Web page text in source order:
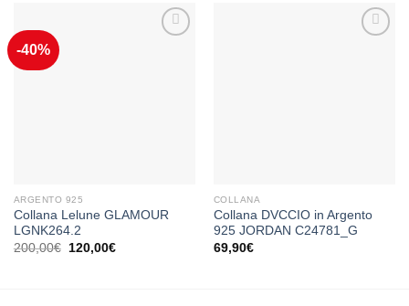
-40%
ARGENTO 925
Collana Lelune GLAMOUR
LGNK264.2
200,00€
Il
prezzo
120,00€Il
COLLANA
Collana DVCCIO in Argento
925 JORDAN C24781_G
69,90€